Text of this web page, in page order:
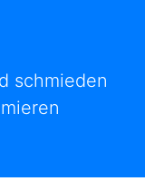
schmieden